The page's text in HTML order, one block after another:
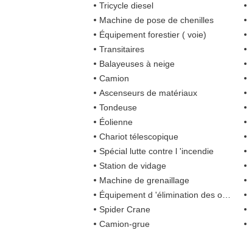
Tricycle diesel
Machine de pose de chenilles
Équipement forestier ( voie)
Transitaires
Balayeuses à neige
Camion
Ascenseurs de matériaux
Tondeuse
Éolienne
Chariot télescopique
Spécial lutte contre l 'incendie
Station de vidage
Machine de grenaillage
Équipement d 'élimination des ordures
Spider Crane
Camion-grue